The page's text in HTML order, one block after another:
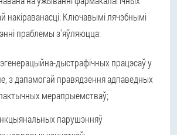
накіраванасці. Ключавымі лячэбнымі
праблемы з'яўляюцца:
дыстрафічных працэсаў у
з дапамогай правядзення адпаведных
мерапрыемстваў;
парушэнняў